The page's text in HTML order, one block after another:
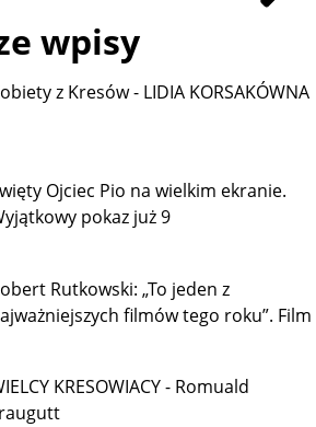
wpisy
z Kresów - LIDIA KORSAKÓWNA
Ojciec Pio na wielkim ekranie.
pokaz już 9
Rutkowski: „To jeden z
filmów tego roku”. Film
KRESOWIACY - Romuald